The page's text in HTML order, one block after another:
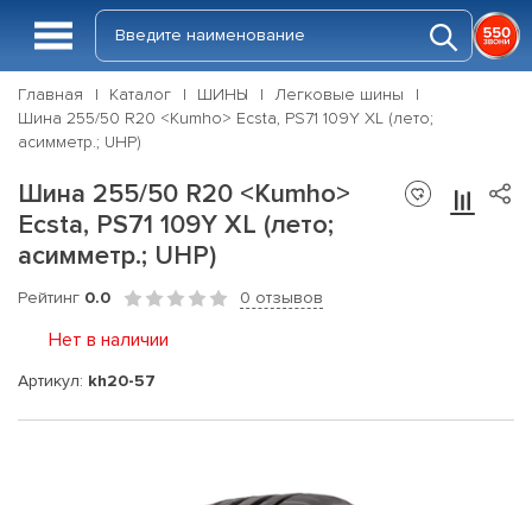
Главная Каталог ШИНЫ
Легковые шины
Шина 255/50 R20 <Kumho> Ecsta, PS71 109Y XL (лето;
асимметр.; UHP)
Шина 255/50 R20 <Kumho>
Ecsta, PS71 109Y XL (лето;
асимметр.; UHP)
Рейтинг 0.0 0 отзывов
Нет в наличии
Артикул: kh20-57